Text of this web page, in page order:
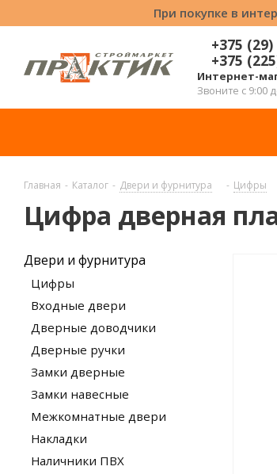
При покупке в
+375
+375
Интернет-
Звоните с 9:00
Главная - Каталог - Двери и фурнитура - Цифры
Цифра дверная
Двери и фурнитура
Цифры
Входные двери
Дверные доводчики
Дверные ручки
Замки дверные
Замки навесные
Межкомнатные двери
Накладки
Наличники ПВХ